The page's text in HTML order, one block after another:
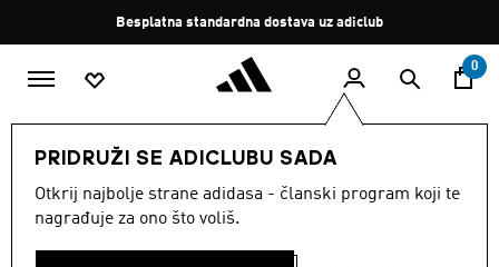
Zaustavi
rotaciju
Besplatna standardna dostava uz adiclub
0
PRIDRUŽI SE ADICLUBU SADA
Otkrij najbolje strane adidasa - članski program koji te
nagrađuje za ono što voliš.
ŽENE Odjeća
ODJEĆA